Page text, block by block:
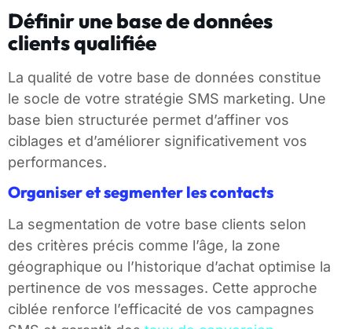
Définir une base de données
clients qualifiée
La qualité de votre base de données constitue
le socle de votre stratégie SMS marketing. Une
base bien structurée permet d’affiner vos
ciblages et d’améliorer significativement vos
performances.
Organiser et segmenter les contacts
La segmentation de votre base clients selon
des critères précis comme l’âge, la zone
géographique ou l’historique d’achat optimise la
pertinence de vos messages. Cette approche
ciblée renforce l’efficacité de vos campagnes